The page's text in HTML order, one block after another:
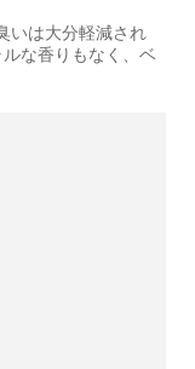
いは大分軽減され
な香りもなく、ベ